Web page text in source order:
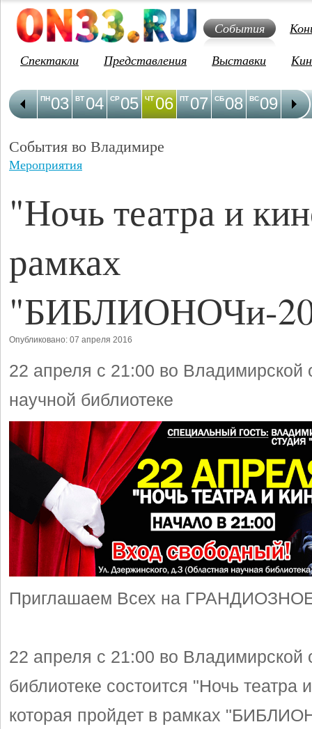
События
Спектакли
Представления Выставки
03
ПН 04
ВТ 05
СР 06
ЧТ 07
ПТ 08
СБ 09
ВС 10
ПН
События во Владимире
Мероприятия
"Ночь театра и
рамках
"БИБЛИОНОЧи-
Опубликовано: 07 апреля 2016
22 апреля с 21:00 во Владимирской
научной библиотеке
Приглашаем Всех на
22 апреля с 21:00 во Владимирской
библиотеке состоится "Ночь театра
которая пройдет в рамках